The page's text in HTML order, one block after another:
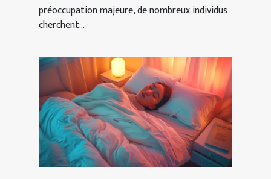
préoccupation majeure, de nombreux individus
cherchent...